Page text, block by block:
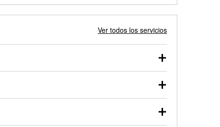
Ver todos los servicios
probarse dentro o fuera del vehículo y cargarse en
de nuestros profesionales te ayudará a encontrar
en el estacionamiento, o desmonta el